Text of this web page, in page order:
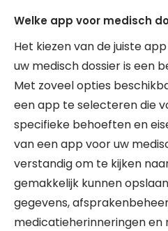
Welke app voor medisch
Het kiezen van de juiste
uw medisch dossier is een
Met zoveel opties
een app te selecteren die
specifieke behoeften en
van een app voor uw
verstandig om te kijken
gemakkelijk kunnen
gegevens,
medicatieherinneringen